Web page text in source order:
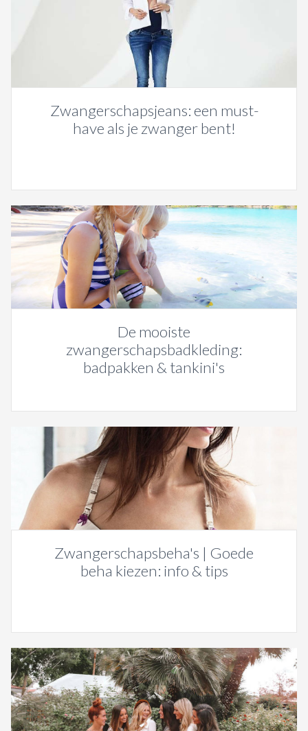
Zwangerschapsjeans: een must-
have als je zwanger bent!
De mooiste
zwangerschapsbadkleding:
badpakken & tankini's
Zwangerschapsbeha's | Goede
beha kiezen: info & tips